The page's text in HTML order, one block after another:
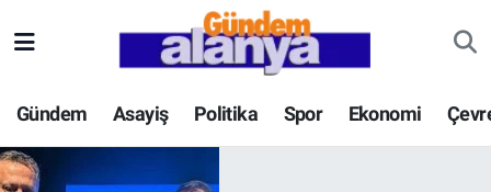
Gündem Asayiş Politika Spor Ekonomi